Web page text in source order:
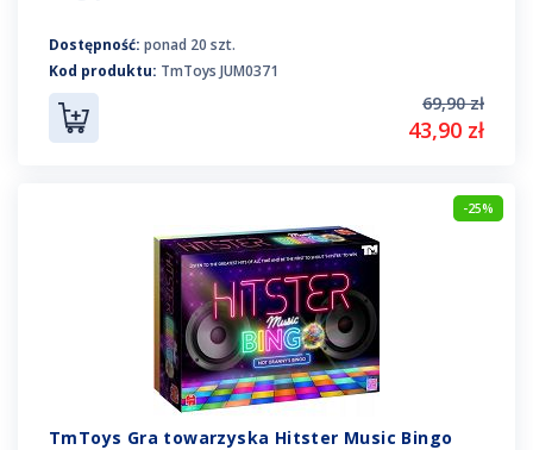
Dostępność: ponad 20 szt.
Kod produktu: TmToys JUM0371
69,90 zł
43,90 zł
-25%
TmToys Gra towarzyska Hitster Music Bingo